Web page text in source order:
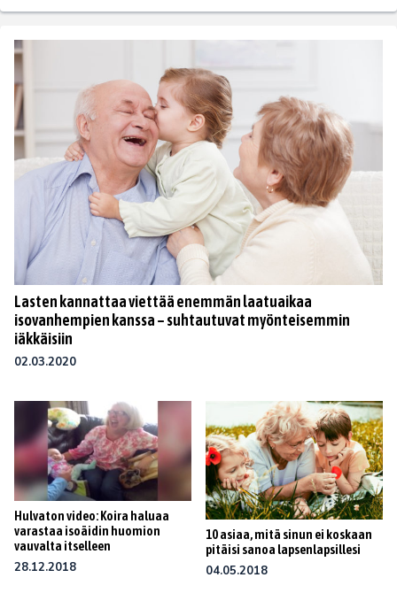
Lasten kannattaa viettää enemmän laatuaikaa
isovanhempien kanssa – suhtautuvat myönteisemmin
iäkkäisiin
02.03.2020
Hulvaton video: Koira haluaa
varastaa isoäidin huomion
vauvalta itselleen
28.12.2018
10 asiaa, mitä sinun ei koskaan
pitäisi sanoa lapsenlapsillesi
04.05.2018